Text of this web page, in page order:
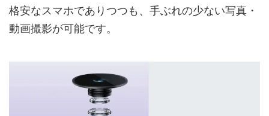
格安なスマホでありつつも、手ぶれの少ない写真・
動画撮影が可能です。